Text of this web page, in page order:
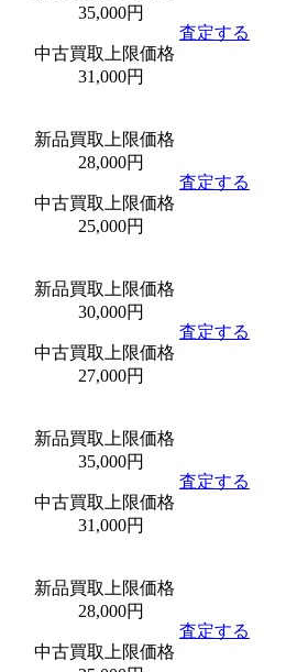
35,000円
中古買取上限価格
31,000円
査定する
新品買取上限価格
28,000円
中古買取上限価格
25,000円
査定する
新品買取上限価格
30,000円
中古買取上限価格
27,000円
査定する
新品買取上限価格
35,000円
中古買取上限価格
31,000円
査定する
新品買取上限価格
28,000円
中古買取上限価格
査定する